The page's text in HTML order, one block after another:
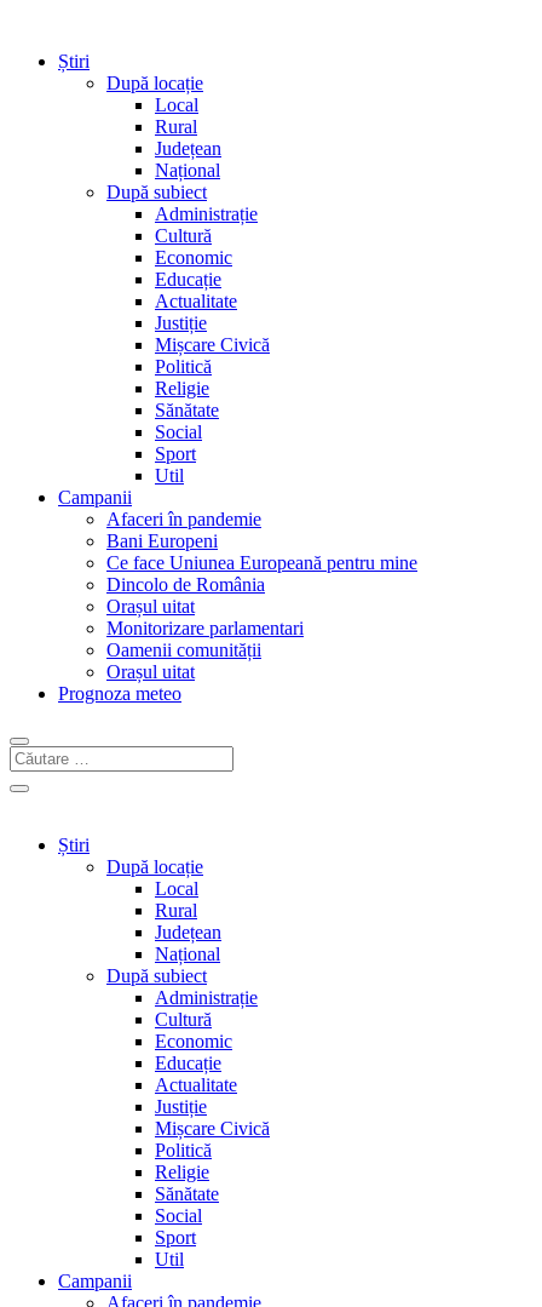
Știri
După locație
Local
Rural
Județean
Național
După subiect
Administrație
Cultură
Economic
Educație
Actualitate
Justiție
Mișcare Civică
Politică
Religie
Sănătate
Social
Sport
Util
Campanii
Afaceri în pandemie
Bani Europeni
Ce face Uniunea Europeană pentru mine
Dincolo de România
Orașul uitat
Monitorizare parlamentari
Oamenii comunității
Orașul uitat
Prognoza meteo
Știri
După locație
Local
Rural
Județean
Național
După subiect
Administrație
Cultură
Economic
Educație
Actualitate
Justiție
Mișcare Civică
Politică
Religie
Sănătate
Social
Sport
Util
Campanii
Afaceri în pandemie